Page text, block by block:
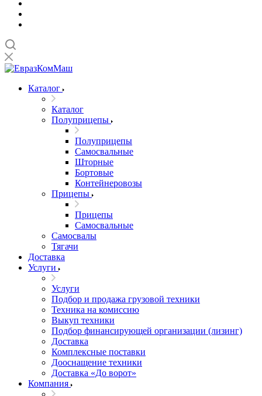
Каталог
Каталог
Полуприцепы
Полуприцепы
Самосвальные
Шторные
Бортовые
Контейнеровозы
Прицепы
Прицепы
Самосвальные
Самосвалы
Тягачи
Доставка
Услуги
Услуги
Подбор и продажа грузовой техники
Техника на комиссию
Выкуп техники
Подбор финансирующей организации (лизинг)
Доставка
Комплексные поставки
Дооснащение техники
Доставка «До ворот»
Компания